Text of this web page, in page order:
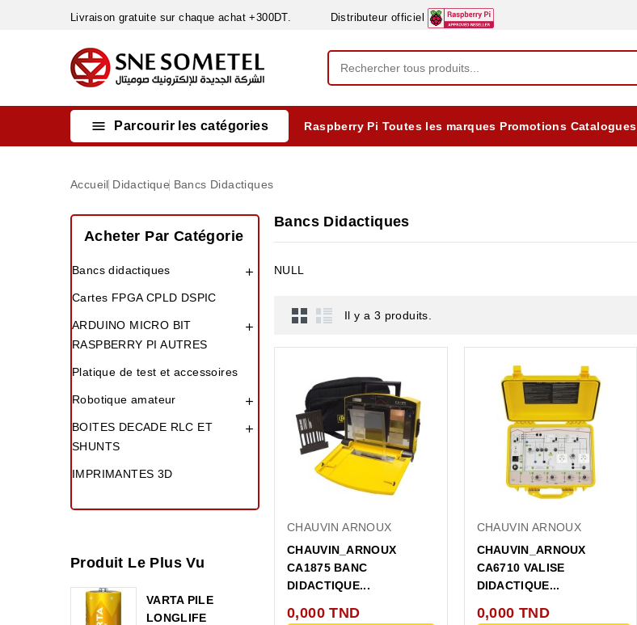
Livraison gratuite sur chaque achat +300DT. Distributeur officiel
 Parcourir les catégories Raspberry Pi Toutes les marques Promotions Catalogues
Accueil Didactique Bancs Didactiques
Acheter Par Catégorie
Bancs didactiques 
Cartes FPGA CPLD DSPIC
ARDUINO MICRO BIT
RASPBERRY PI AUTRES

Platique de test et accessoires
Robotique amateur 
BOITES DECADE RLC ET
SHUNTS

IMPRIMANTES 3D
Produit Le Plus Vu
VARTA PILE
LONGLIFE
Bancs Didactiques
NULL
Il y a 3 produits.
CHAUVIN ARNOUX
CHAUVIN_ARNOUX
CA1875 BANC
DIDACTIQUE...
0,000 TND
CHAUVIN ARNOUX
CHAUVIN_ARNOUX
CA6710 VALISE
DIDACTIQUE...
0,000 TND